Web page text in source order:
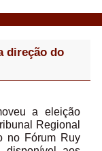
direção do
a eleição
Regional
no Fórum Ruy